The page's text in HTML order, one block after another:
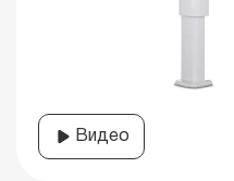
Видео